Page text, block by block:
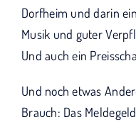
Dorfheim und darin
Musik und guter
Und auch ein
Und noch etwas
Brauch: Das